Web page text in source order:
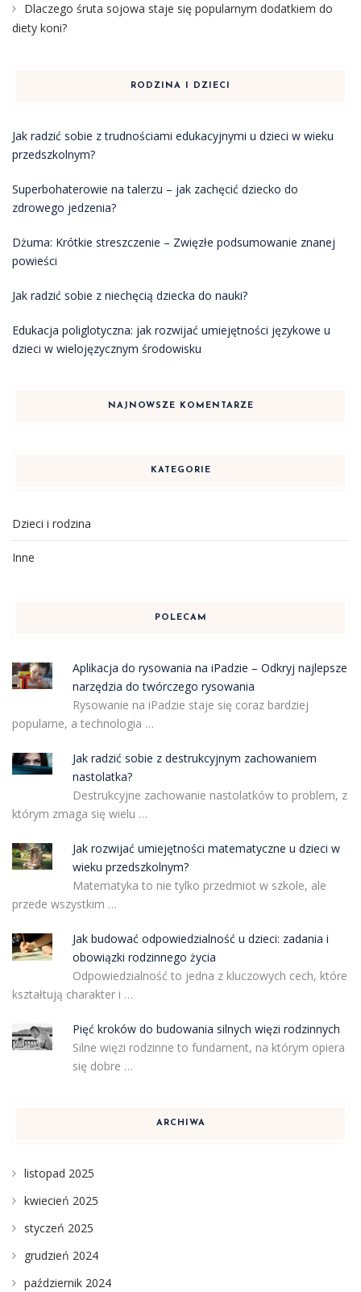
Dlaczego śruta sojowa staje się popularnym dodatkiem do
diety koni?
RODZINA I DZIECI
Jak radzić sobie z trudnościami edukacyjnymi u dzieci w wieku
przedszkolnym?
Superbohaterowie na talerzu – jak zachęcić dziecko do
zdrowego jedzenia?
Dżuma: Krótkie streszczenie – Zwięzłe podsumowanie znanej
powieści
Jak radzić sobie z niechęcią dziecka do nauki?
Edukacja poliglotyczna: jak rozwijać umiejętności językowe u
dzieci w wielojęzycznym środowisku
NAJNOWSZE KOMENTARZE
KATEGORIE
Dzieci i rodzina
Inne
POLECAM
Aplikacja do rysowania na iPadzie – Odkryj najlepsze
narzędzia do twórczego rysowania
Rysowanie na iPadzie staje się coraz bardziej
popularne, a technologia …
Jak radzić sobie z destrukcyjnym zachowaniem
nastolatka?
Destrukcyjne zachowanie nastolatków to problem, z
którym zmaga się wielu …
Jak rozwijać umiejętności matematyczne u dzieci w
wieku przedszkolnym?
Matematyka to nie tylko przedmiot w szkole, ale
przede wszystkim …
Jak budować odpowiedzialność u dzieci: zadania i
obowiązki rodzinnego życia
Odpowiedzialność to jedna z kluczowych cech, które
kształtują charakter i …
Pięć kroków do budowania silnych więzi rodzinnych
Silne więzi rodzinne to fundament, na którym opiera
się dobre …
ARCHIWA
listopad 2025
kwiecień 2025
styczeń 2025
grudzień 2024
październik 2024